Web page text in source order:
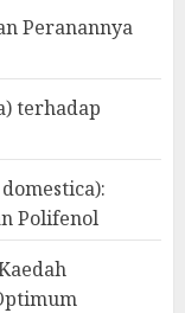
Peranannya
terhadap
Polifenol